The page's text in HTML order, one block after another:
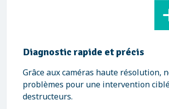
Diagnostic rapide et précis
Grâce aux caméras haute résolution,
problèmes pour une intervention
destructeurs.